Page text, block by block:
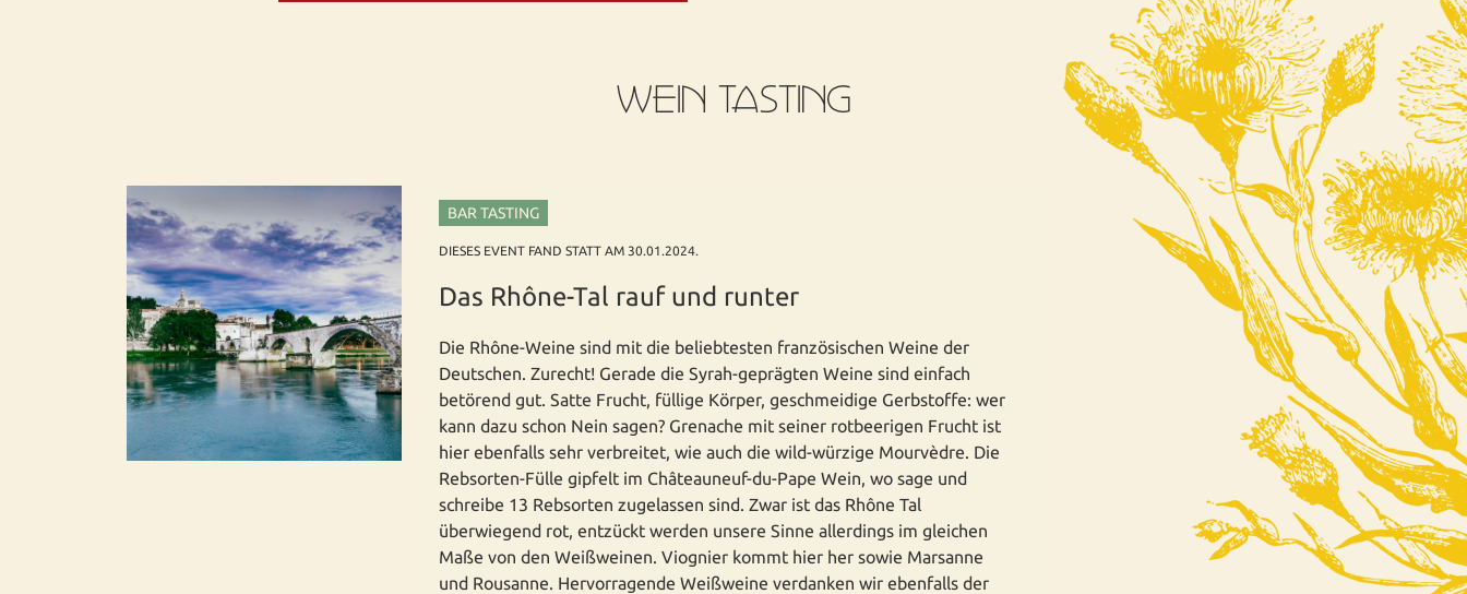
WEIN TASTING
BAR TASTING
DIESES EVENT FAND STATT AM 30.01.2024.
Das Rhône-Tal rauf und runter
Die Rhône-Weine sind mit die beliebtesten französischen Weine der
Deutschen. Zurecht! Gerade die Syrah-geprägten Weine sind einfach
betörend gut. Satte Frucht, füllige Körper, geschmeidige Gerbstoffe: wer
kann dazu schon Nein sagen? Grenache mit seiner rotbeerigen Frucht ist
hier ebenfalls sehr verbreitet, wie auch die wild-würzige Mourvèdre. Die
Rebsorten-Fülle gipfelt im Châteauneuf-du-Pape Wein, wo sage und
schreibe 13 Rebsorten zugelassen sind. Zwar ist das Rhône Tal
überwiegend rot, entzückt werden unsere Sinne allerdings im gleichen
Maße von den Weißweinen. Viognier kommt hier her sowie Marsanne
und Rousanne. Hervorragende Weißweine verdanken wir ebenfalls der